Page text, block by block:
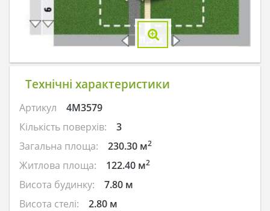
Технічні характеристики
Артикул
4M3579
Кількість поверхів:
3
Загальна площа:
230.30 м2
Житлова площа: 122.40 м2
Висота будинку:
7.80 м
Висота стелі:
2.80 м